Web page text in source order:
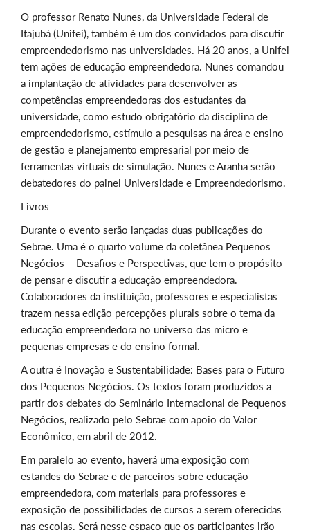
O professor Renato Nunes, da Universidade Federal de
Itajubá (Unifei), também é um dos convidados para discutir
empreendedorismo nas universidades. Há 20 anos, a Unifei
tem ações de educação empreendedora. Nunes comandou
a implantação de atividades para desenvolver as
competências empreendedoras dos estudantes da
universidade, como estudo obrigatório da disciplina de
empreendedorismo, estímulo a pesquisas na área e ensino
de gestão e planejamento empresarial por meio de
ferramentas virtuais de simulação. Nunes e Aranha serão
debatedores do painel Universidade e Empreendedorismo.
Livros
Durante o evento serão lançadas duas publicações do
Sebrae. Uma é o quarto volume da coletânea Pequenos
Negócios – Desafios e Perspectivas, que tem o propósito
de pensar e discutir a educação empreendedora.
Colaboradores da instituição, professores e especialistas
trazem nessa edição percepções plurais sobre o tema da
educação empreendedora no universo das micro e
pequenas empresas e do ensino formal.
A outra é Inovação e Sustentabilidade: Bases para o Futuro
dos Pequenos Negócios. Os textos foram produzidos a
partir dos debates do Seminário Internacional de Pequenos
Negócios, realizado pelo Sebrae com apoio do Valor
Econômico, em abril de 2012.
Em paralelo ao evento, haverá uma exposição com
estandes do Sebrae e de parceiros sobre educação
empreendedora, com materiais para professores e
exposição de possibilidades de cursos a serem oferecidas
nas escolas. Será nesse espaço que os participantes irão